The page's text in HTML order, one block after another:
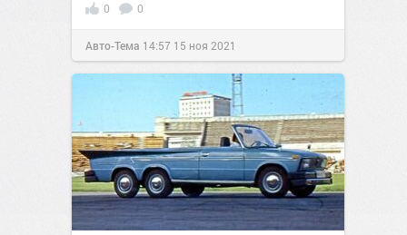
0 0
Авто-Тема 14:57 15 ноя 2021